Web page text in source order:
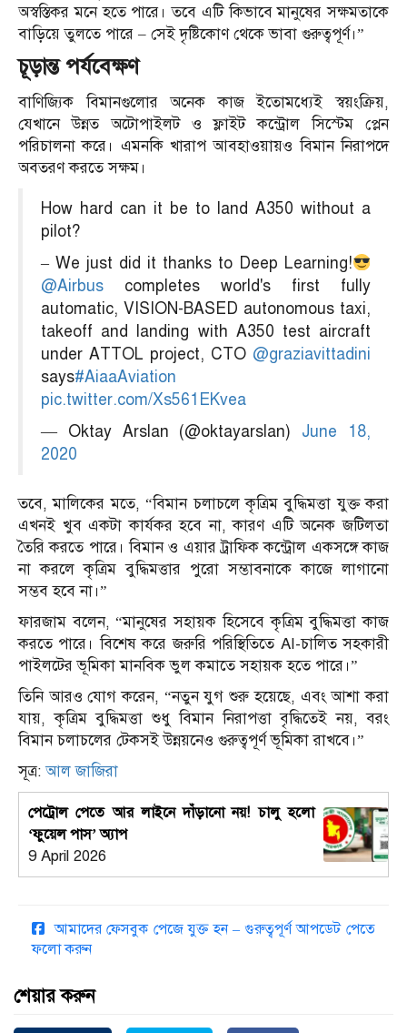
অস্বস্তিকর মনে হতে পারে। তবে এটি কিভাবে মানুষের সক্ষমতাকে
বাড়িয়ে তুলতে পারে – সেই দৃষ্টিকোণ থেকে ভাবা গুরুত্বপূর্ণ।”
চূড়ান্ত পর্যবেক্ষণ
বাণিজ্যিক বিমানগুলোর অনেক কাজ ইতোমধ্যেই স্বয়ংক্রিয়,
যেখানে উন্নত অটোপাইলট ও ফ্লাইট কন্ট্রোল সিস্টেম প্লেন
পরিচালনা করে। এমনকি খারাপ আবহাওয়ায়ও বিমান নিরাপদে
অবতরণ করতে সক্ষম।
How hard can it be to land A350 without a
pilot?
– We just did it thanks to Deep Learning!
@Airbus completes world's first fully
automatic, VISION-BASED autonomous taxi,
takeoff and landing with A350 test aircraft
under ATTOL project, CTO @graziavittadini
says#AiaaAviation
pic.twitter.com/Xs561EKvea
— Oktay Arslan (@oktayarslan) June 18,
2020
তবে, মালিকের মতে, “বিমান চলাচলে কৃত্রিম বুদ্ধিমত্তা যুক্ত করা
এখনই খুব একটা কার্যকর হবে না, কারণ এটি অনেক জটিলতা
তৈরি করতে পারে। বিমান ও এয়ার ট্রাফিক কন্ট্রোল একসঙ্গে কাজ
না করলে কৃত্রিম বুদ্ধিমত্তার পুরো সম্ভাবনাকে কাজে লাগানো
সম্ভব হবে না।”
ফারজাম বলেন, “মানুষের সহায়ক হিসেবে কৃত্রিম বুদ্ধিমত্তা কাজ
করতে পারে। বিশেষ করে জরুরি পরিস্থিতিতে AI-চালিত সহকারী
পাইলটের ভূমিকা মানবিক ভুল কমাতে সহায়ক হতে পারে।”
তিনি আরও যোগ করেন, “নতুন যুগ শুরু হয়েছে, এবং আশা করা
যায়, কৃত্রিম বুদ্ধিমত্তা শুধু বিমান নিরাপত্তা বৃদ্ধিতেই নয়, বরং
বিমান চলাচলের টেকসই উন্নয়নেও গুরুত্বপূর্ণ ভূমিকা রাখবে।”
সূত্র:আল জাজিরা
পেট্রোল পেতে আর লাইনে দাঁড়ানো নয়! চালু হলো
‘ফুয়েল পাস’ অ্যাপ
9 April 2026
আমাদের ফেসবুক পেজে যুক্ত হন – গুরুত্বপূর্ণ আপডেট পেতে
ফলো করুন
শেয়ার করুন